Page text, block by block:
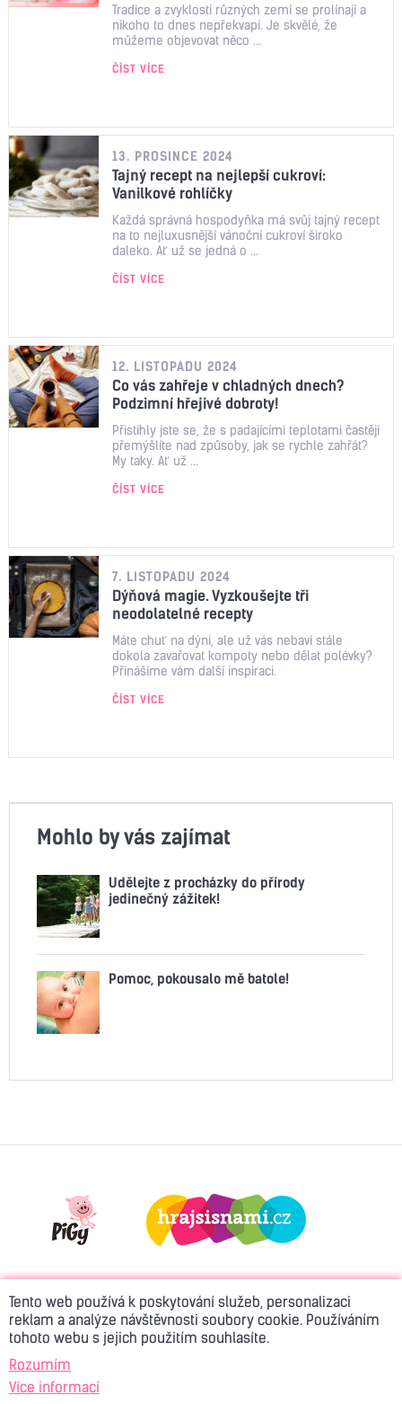
Tento web používá k poskytování služeb, personalizaci
reklam a analýze návštěvnosti soubory cookie. Používáním
tohoto webu s jejich použitím souhlasíte.
Rozumím
Více informací
Tradice a zvyklosti různých zemí se prolínají a
nikoho to dnes nepřekvapí. Je skvělé, že
můžeme objevovat něco ...
ČÍST VÍCE
13. PROSINCE 2024
Tajný recept na nejlepší cukroví:
Vanilkové rohlíčky
Každá správná hospodyňka má svůj tajný recept
na to nejluxusnější vánoční cukroví široko
daleko. Ať už se jedná o ...
ČÍST VÍCE
12. LISTOPADU 2024
Co vás zahřeje v chladných dnech?
Podzimní hřejivé dobroty!
Přistihly jste se, že s padajícími teplotami častěji
přemýšlíte nad způsoby, jak se rychle zahřát?
My taky. Ať už ...
ČÍST VÍCE
7. LISTOPADU 2024
Dýňová magie. Vyzkoušejte tři
neodolatelné recepty
Máte chuť na dýni, ale už vás nebaví stále
dokola zavařovat kompoty nebo dělat polévky?
Přinášíme vám další inspiraci.
ČÍST VÍCE
Mohlo by vás zajímat
Udělejte z procházky do přírody
jedinečný zážitek!
Pomoc, pokousalo mě batole!
© 2026 Active Rádio Kontakt Reklama